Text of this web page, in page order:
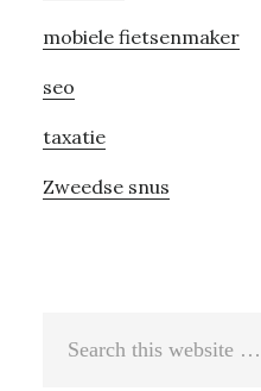
mobiele fietsenmaker
seo
taxatie
Zweedse snus